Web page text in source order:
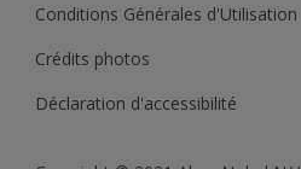
Conditions Générales d'Utilisation
Crédits photos
Déclaration d'accessibilité